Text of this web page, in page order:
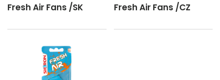
Fresh Air Fans /SK
Fresh Air Fans /CZ